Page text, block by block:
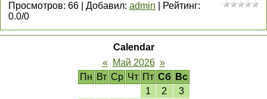
Просмотров: 66 Добавил: admin Рейтинг:
0.0/0
Calendar
«
Май 2026 »
Пн Вт Ср Чт Пт Сб
Вс
1
2
3